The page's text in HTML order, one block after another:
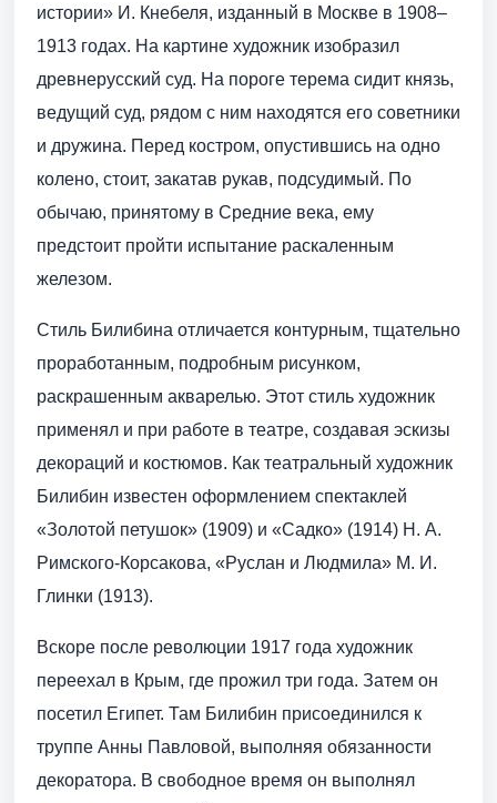
истории» И. Кнебеля, изданный в Москве в 1908–
1913 годах. На картине художник изобразил
древнерусский суд. На пороге терема сидит князь,
ведущий суд, рядом с ним находятся его советники
и дружина. Перед костром, опустившись на одно
колено, стоит, закатав рукав, подсудимый. По
обычаю, принятому в Средние века, ему
предстоит пройти испытание раскаленным
железом.
Стиль Билибина отличается контурным, тщательно
проработанным, подробным рисунком,
раскрашенным акварелью. Этот стиль художник
применял и при работе в театре, создавая эскизы
декораций и костюмов. Как театральный художник
Билибин известен оформлением спектаклей
«Золотой петушок» (1909) и «Садко» (1914) Н. А.
Римского-Корсакова, «Руслан и Людмила» М. И.
Глинки (1913).
Вскоре после революции 1917 года художник
переехал в Крым, где прожил три года. Затем он
посетил Египет. Там Билибин присоединился к
труппе Анны Павловой, выполняя обязанности
декоратора. В свободное время он выполнял